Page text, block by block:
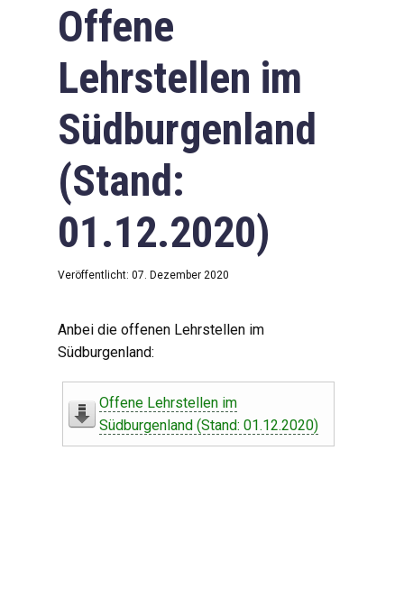
Offene
Lehrstellen im
Südburgenland
(Stand:
01.12.2020)
Veröffentlicht: 07. Dezember 2020
Anbei die offenen Lehrstellen im
Südburgenland:
Offene Lehrstellen im
Südburgenland (Stand: 01.12.2020)